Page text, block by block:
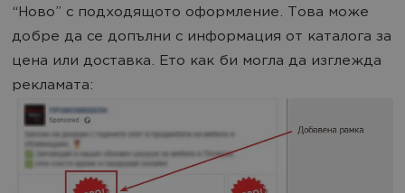
“Ново” с подходящото оформление. Това може
добре да се допълни с информация от каталога за
цена или доставка. Ето как би могла да изглежда
рекламата: